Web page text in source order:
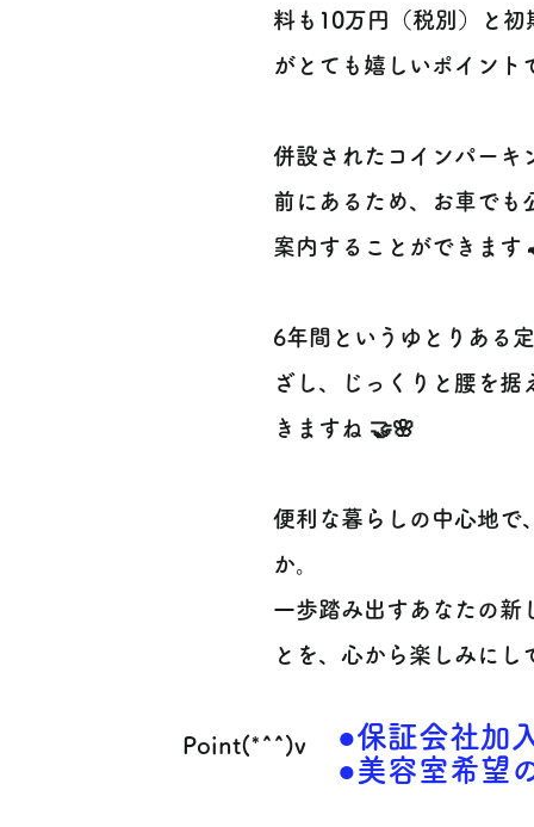
料も10万円（税別）と
がとても嬉しいポイント
併設されたコインパーキ
前にあるため、お車でも
案内することができます
6年間というゆとりある
ざし、じっくりと腰を
きますね 🤝🌸
便利な暮らしの中心地で
か。
一歩踏み出すあなたの新
とを、心から楽しみにし
Point(*^^)v
●保証会社加
●美容室希望